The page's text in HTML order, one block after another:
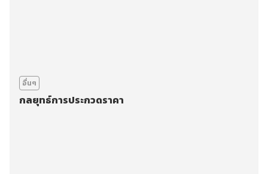
อื่นๆ
กลยุทธ์การประกวดราคา